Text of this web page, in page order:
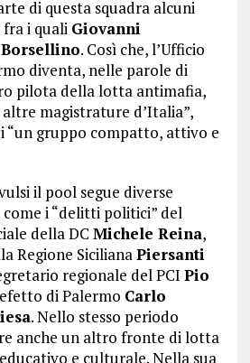
di questa squadra alcuni
i quali Giovanni
. Così che, l’Ufficio
diventa, nelle parole di
pilota della lotta antimafia,
magistrature d’Italia”,
“un gruppo compatto, attivo e
il pool segue diverse
i “delitti politici” del
della DC Michele Reina,
Regione SicilianaPiersanti
regionale del PCI Pio
di Palermo Carlo
. Nello stesso periodo
anche un altro fronte di lotta
e culturale. Nella sua